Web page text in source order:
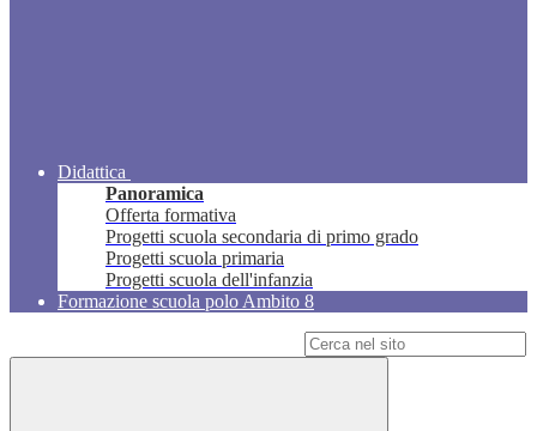
Didattica
Panoramica
Offerta formativa
Progetti scuola secondaria di primo grado
Progetti scuola primaria
Progetti scuola dell'infanzia
Formazione scuola polo Ambito 8